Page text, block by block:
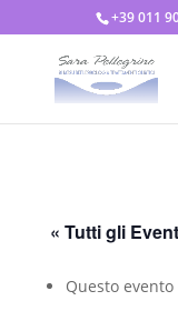
+39 011
« Tutti gli
Questo evento